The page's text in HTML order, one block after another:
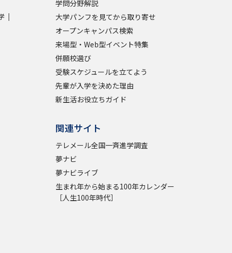
学問分野解説
大学パンフを見てから取り寄せ
オープンキャンパス検索
来場型・Web型イベント特集
併願校選び
受験スケジュールを立てよう
先輩が入学を決めた理由
新生活お役立ちガイド
関連サイト
テレメール全国一斉進学調査
夢ナビ
夢ナビライブ
生まれ年から始まる100年カレンダー
［人生100年時代］